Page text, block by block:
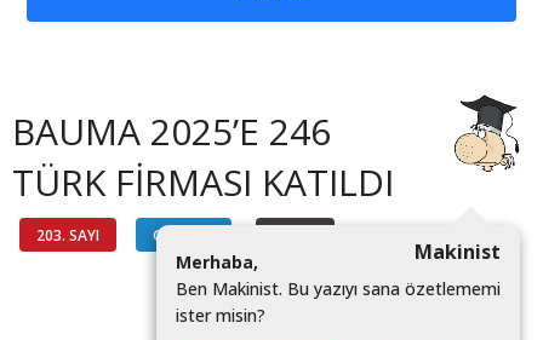
BAUMA 2025’E 246
TÜRK FİRMASI KATILDI
203. SAYI GÜNDEM
#TÜRKIYENIN MAKINECILERI
Makinist
Merhaba,
Ben Makinist. Bu yazıyı sana özetlememi
ister misin?